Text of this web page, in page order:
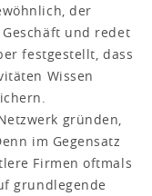
der
und redet
festgestellt, dass
Wissen
gründen,
im Gegensatz
Firmen oftmals
grundlegende